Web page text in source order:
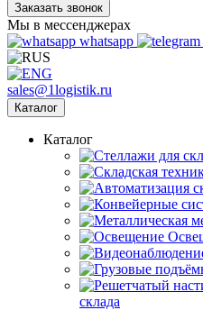
Заказать звонок
Мы в мессенджерах
whatsapp
sales@1logistik.ru
Каталог
Каталог
склада